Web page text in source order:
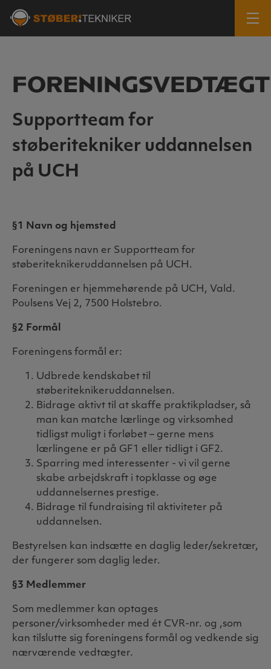
Supportteam for
støberitekniker uddannelsen
på UCH
§1 Navn og hjemsted
Foreningens navn er Supportteam for
støberiteknikeruddannelsen på UCH.
Foreningen er hjemmehørende på UCH, Vald.
Poulsens Vej 2, 7500 Holstebro.
§2 Formål
Foreningens formål er:
Udbrede kendskabet til
støberiteknikeruddannelsen.
Bidrage aktivt til at skaffe praktikpladser, så
man kan matche lærlinge og virksomhed
tidligst muligt i forløbet – gerne mens
lærlingene er på GF1 eller tidligt i GF2.
Sparring med interessenter - vi vil gerne
skabe arbejdskraft i topklasse og øge
uddannelsernes prestige.
Bidrage til fundraising til aktiviteter på
uddannelsen.
Bestyrelsen kan indsætte en daglig leder/sekretær,
der fungerer som daglig leder.
§3 Medlemmer
Som medlemmer kan optages
personer/virksomheder med ét CVR-nr. og ,som
kan tilslutte sig foreningens formål og vedkende sig
nærværende vedtægter.